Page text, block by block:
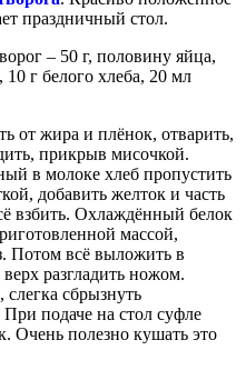
праздничный стол.
– 50 г, половину яйца,
10 г белого хлеба, 20 мл
от жира и плёнок, отварить,
прикрыв мисочкой.
в молоке хлеб пропустить
добавить желток и часть
взбить. Охлаждённый белок
массой,
Потом всё выложить в
разгладить ножом.
сбрызнуть
подаче на стол суфле
Очень полезно кушать это